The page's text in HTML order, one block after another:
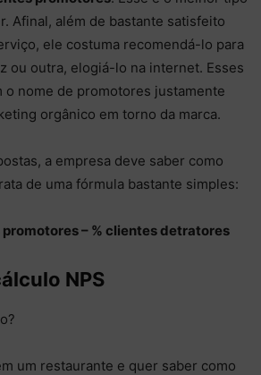
Afinal, além de bastante satisfeito
ele costuma recomendá-lo para
ou outra, elogiá-lo na internet. Esses
o nome de promotores justamente
orgânico em torno da marca.
a empresa deve saber como
de uma fórmula bastante simples:
promotores – % clientes detratores
NPS
um restaurante e quer saber como